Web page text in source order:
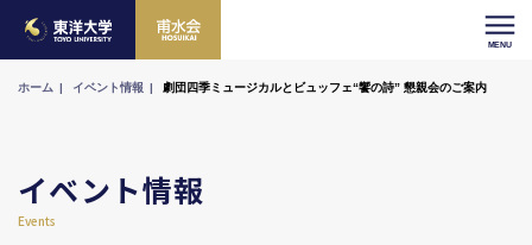
ホーム イベント情報 劇団四季ミュージカルとビュッフェ“饗の詩” 懇親会のご案内
イベント情報
Events